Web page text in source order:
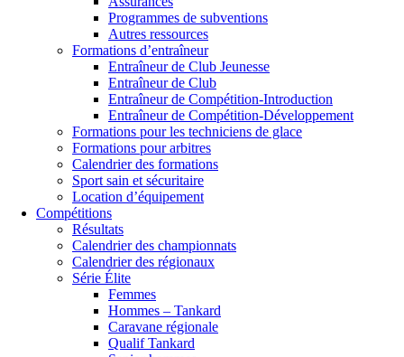
Programmes de subventions
Autres ressources
Formations d’entraîneur
Entraîneur de Club Jeunesse
Entraîneur de Club
Entraîneur de Compétition-Introduction
Entraîneur de Compétition-Développement
Formations pour les techniciens de glace
Formations pour arbitres
Calendrier des formations
Sport sain et sécuritaire
Location d’équipement
Compétitions
Résultats
Calendrier des championnats
Calendrier des régionaux
Série Élite
Femmes
Hommes – Tankard
Caravane régionale
Qualif Tankard